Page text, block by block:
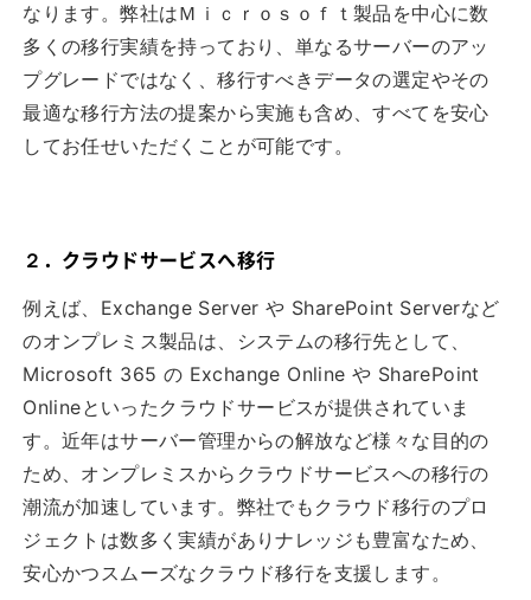
なります。弊社はＭｉｃｒｏｓｏｆｔ製品を中心に数
多くの移行実績を持っており、単なるサーバーのアッ
プグレードではなく、移行すべきデータの選定やその
最適な移行方法の提案から実施も含め、すべてを安心
してお任せいただくことが可能です。
２．クラウドサービスへ移行
例えば、Exchange Server や SharePoint Serverなど
のオンプレミス製品は、システムの移行先として、
Microsoft 365 の Exchange Online や SharePoint
Onlineといったクラウドサービスが提供されていま
す。近年はサーバー管理からの解放など様々な目的の
ため、オンプレミスからクラウドサービスへの移行の
潮流が加速しています。弊社でもクラウド移行のプロ
ジェクトは数多く実績がありナレッジも豊富なため、
安心かつスムーズなクラウド移行を支援します。